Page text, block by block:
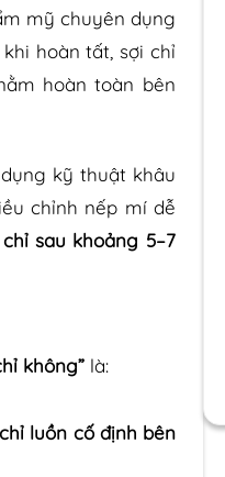
mỹ chuyên dụng
hoàn tất, sợi chỉ
hoàn toàn bên
kỹ thuật khâu
chỉnh nếp mí dễ
sau khoảng 5–7
không” là:
luồn cố định bên